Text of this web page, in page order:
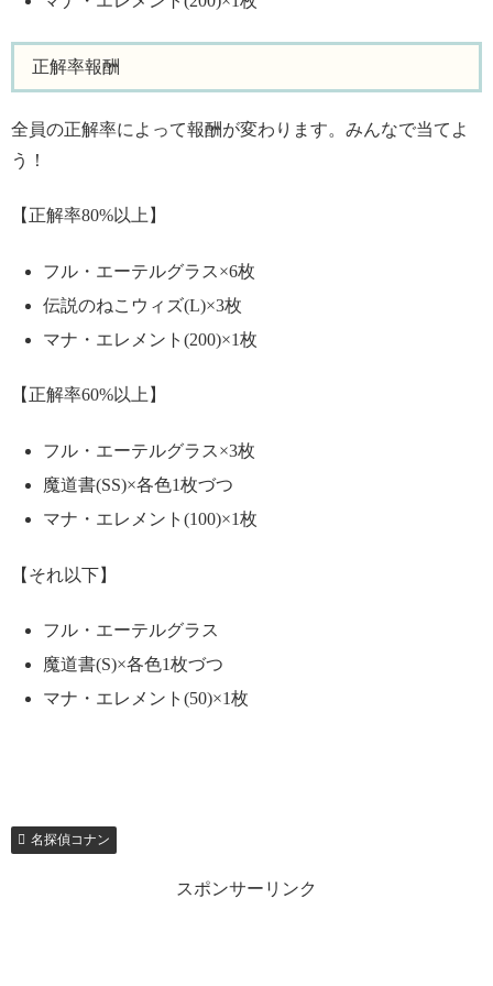
正解率報酬
全員の正解率によって報酬が変わります。みんなで当てよ
う！
【正解率80%以上】
フル・エーテルグラス×6枚
伝説のねこウィズ(L)×3枚
マナ・エレメント(200)×1枚
【正解率60%以上】
フル・エーテルグラス×3枚
魔道書(SS)×各色1枚づつ
マナ・エレメント(100)×1枚
【それ以下】
フル・エーテルグラス
魔道書(S)×各色1枚づつ
マナ・エレメント(50)×1枚
名探偵コナン
スポンサーリンク